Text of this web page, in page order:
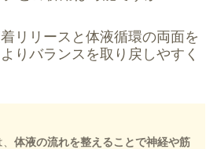
リリースと体液循環の両面を
りバランスを取り戻しやすく
体液の流れを整えることで神経や筋